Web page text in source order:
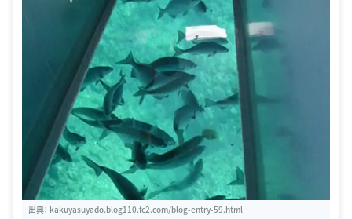
出典： kakuyasuyado.blog110.fc2.com/blog-entry-59.html